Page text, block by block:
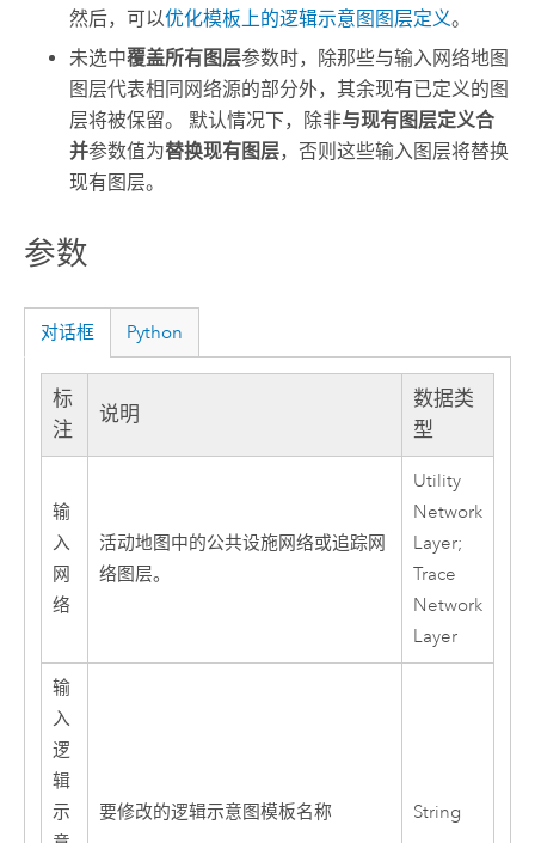
然后，可以优化模板上的逻辑示意图图层定义。
未选中覆盖所有图层参数时，除那些与输入网络地图
图层代表相同网络源的部分外，其余现有已定义的图
层将被保留。 默认情况下，除非与现有图层定义合
并参数值为替换现有图层，否则这些输入图层将替换
现有图层。
参数
对话框 Python
标
注
说明
数据类
型
输
入
网
络
活动地图中的公共设施网络或追踪网
络图层。
Utility
Network
Layer;
Trace
Network
Layer
输
入
逻
辑
示
要修改的逻辑示意图模板名称 String